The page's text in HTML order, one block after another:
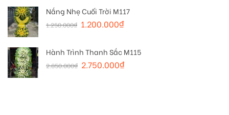
Nắng Nhẹ Cuối Trời M117
1.250.000₫ 1.200.000₫
Hành Trình Thanh Sắc M115
2.850.000₫ 2.750.000₫